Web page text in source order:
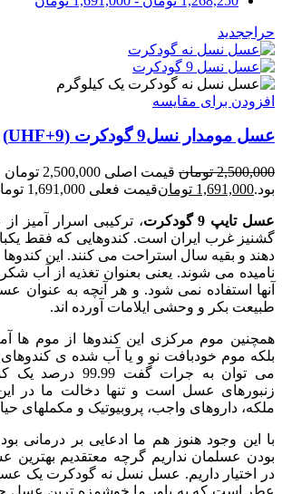
حراججدید
یک کیلوگرم
افزودن برای مقایسه
عسل مومدار نسل9 گودکرت (UHF+9)
2,500,000 تومان
قیمت اصلی 2,500,000 تومان
بود.1,691,000 تومانقیمت فعلی 1,691,000 تومان است.
عسل تایپ 9 گودکرت
، ترکیبی اسرار آمیز
گشنیز غرب ایران است. کندوهایی که فقط
دهند و بقیه سال استراحت می کنند. این کندوها
نامیده می شوند. یعنی بعنوان تغذیه از آب
آنها استفاده نمی شود. و هر آنچه به عنوان
طبیعت بکر و وحشی ایلامات آورده اند.
همچنین موم مرکزی این کندوها از موم ها
بلکه موم خودبافت نو و یا آب شده ی کندوهای
می توان به جرات
زنبورهای عسل است و تنها دخالت ما در
ملکه، داروهای واجب، پروبیوتیک و مکملهای
با این وجود هنوز هم ما ادعایی بر درمانی
بودن عسلمان نداریم گرچه معتقدیم بهترین
در اختیار داریم. عسل نسل نه گودکرت یک